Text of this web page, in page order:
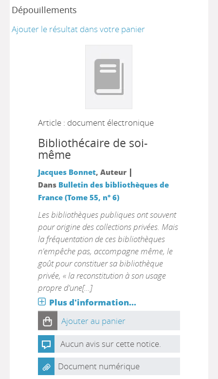
Dépouillements
Ajouter le résultat dans votre panier
Article : document électronique
Bibliothécaire de soi-
même
Jacques Bonnet, Auteur |
Dans Bulletin des bibliothèques de
France (Tome 55, n° 6)
Les bibliothèques publiques ont souvent
pour origine des collections privées. Mais
la fréquentation de ces bibliothèques
n'empêche pas, accompagne même, le
goût pour constituer sa bibliothèque
privée, « la reconstitution à son usage
propre d'une[...]
Plus d'information...
Ajouter au panier
Aucun avis sur cette notice.
Document numérique